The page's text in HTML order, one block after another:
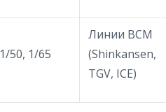
1/50, 1/65
Линии ВСМ
(Shinkansen,
TGV, ICE)